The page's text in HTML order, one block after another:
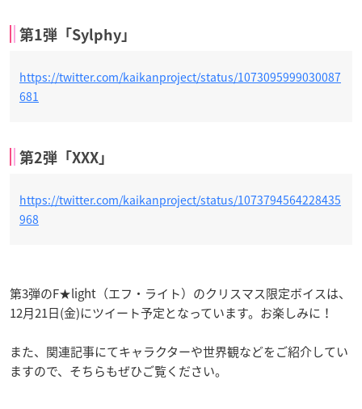
第1弾「Sylphy」
https://twitter.com/kaikanproject/status/1073095999030087
681
第2弾「XXX」
https://twitter.com/kaikanproject/status/1073794564228435
968
第3弾のF★light（エフ・ライト）のクリスマス限定ボイスは、
12月21日(金)にツイート予定となっています。お楽しみに！
また、関連記事にてキャラクターや世界観などをご紹介してい
ますので、そちらもぜひご覧ください。